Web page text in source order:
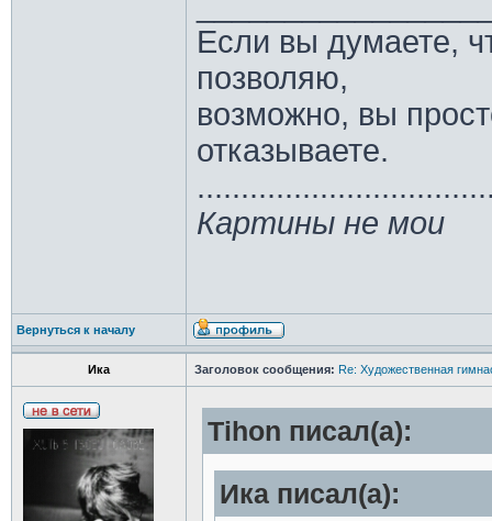
Если вы думаете,
позволяю,
возможно, вы
отказываете.
Картины не мои
Вернуться к началу
Ика Заголовок сообщения: Re: Художественная
Tihon писал(а):
Ика писал(а):